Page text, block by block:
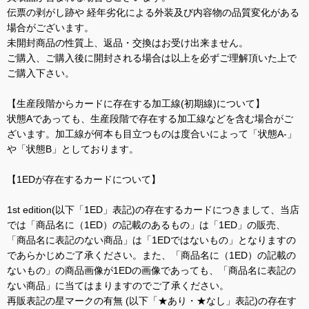
伝票の剥がし跡や 経年劣化による外装及び内容物の品質変化がある
場合がございます。
未開封商品の性質上、返品・交換はお受け出来ません。
ご購入、ご購入後に開封される場合は以上を必ずご理解頂いた上で
ご購入下さい。
【生産段階からカードに存在する加工線(初期線)について】
状態Aであっても、生産段階で存在する加工線などを含む場合がご
ざいます。加工線が何本も目立つものは度合いによって「状態A-」
や「状態B」としております。
【1EDが存在するカードについて】
1st edition(以下「1ED」表記)の存在するカードにつきまして、当店
では「商品名に（1ED）の記載のあるもの」は「1ED」の販売、
「商品名に表記のない商品」は「1EDではないもの」となりますの
であらかじめご了承ください。また、「商品名に（1ED）の記載の
ないもの」の商品画像が1EDの画像であっても、「商品名に表記の
ない商品」に当てはまりますのでご了承ください。
再販表記の星マークの有無 (以下「★あり・★なし」表記)の存在す